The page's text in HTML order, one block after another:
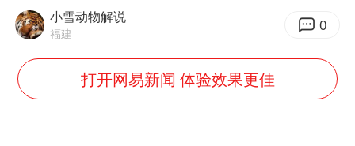
国足U17与阿森纳决赛取消 并列冠军
猫咪过火把节被抹成黑猫
小雪动物解说
福建 0
打开网易新闻 体验效果更佳